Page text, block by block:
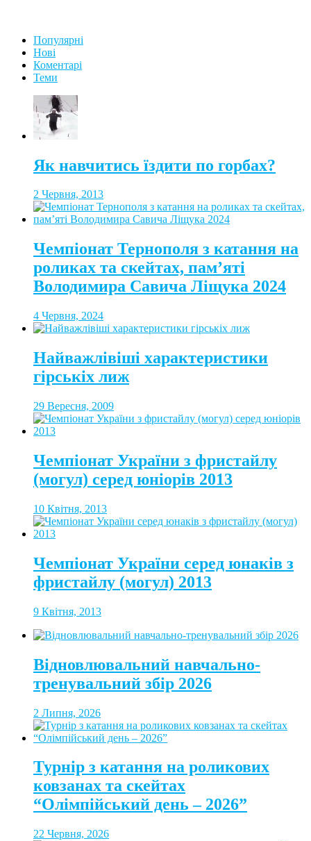
Популярні
Нові
Коментарі
Теми
Як навчитись їздити по горбах?
2 Червня, 2013
Чемпіонат Тернополя з катання на
роликах та скейтах, пам’яті
Володимира Савича Ліщука 2024
4 Червня, 2024
Найважлівіші характеристики
гірськіх лиж
29 Вересня, 2009
Чемпіонат України з фристайлу
(могул) серед юніорів 2013
10 Квітня, 2013
Чемпіонат України серед юнаків з
фристайлу (могул) 2013
9 Квітня, 2013
Відновлювальний навчально-
тренувальний збір 2026
2 Липня, 2026
Турнір з катання на роликових
ковзанах та скейтах
“Олімпійський день – 2026”
22 Червня, 2026